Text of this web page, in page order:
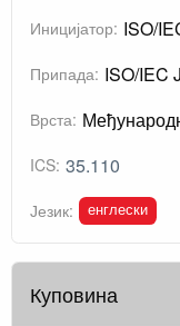
Иницијатор: ISO/
Припада: ISO/IEC
Врста:
ICS: 35.110
Језик: енглески
Куповина